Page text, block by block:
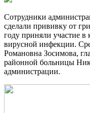
Сотрудники
сделали прививку от
году приняли участие
вирусной инфекции.
Романовна Зосимова,
районной больницы
администрации.